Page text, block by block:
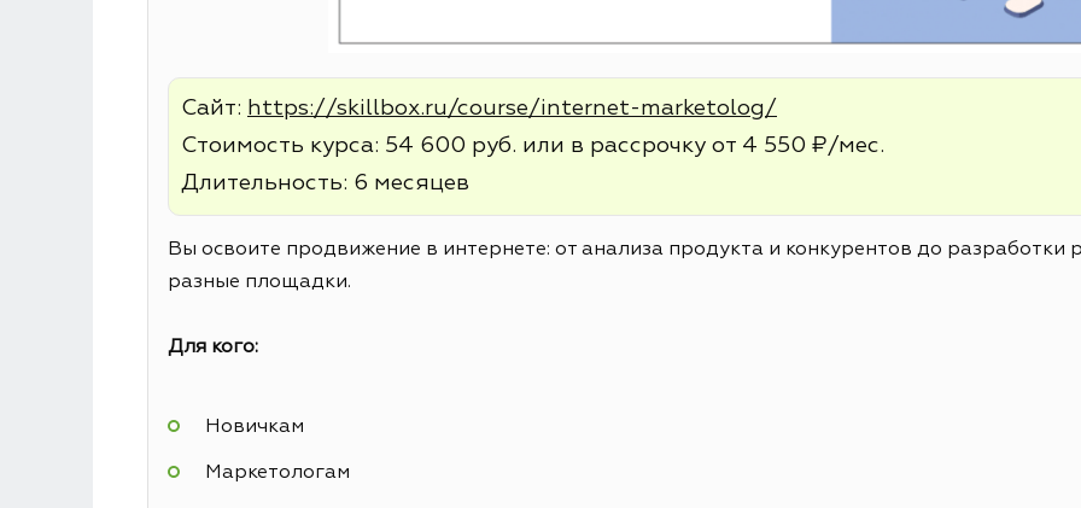
Сайт: https://skillbox.ru/course/internet-marketolog/
Стоимость курса: 54 600 руб. или в рассрочку от 4 550 ₽/мес.
Длительность: 6 месяцев
Вы освоите продвижение в интернете: от анализа продукта и конкурентов до разработки
разные площадки.
Для кого:
Новичкам
Маркетологам